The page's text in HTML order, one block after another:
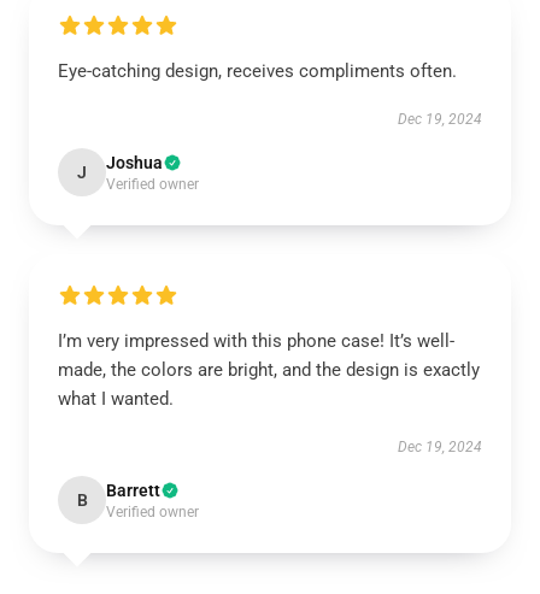
Eye-catching design, receives compliments often.
Dec 19, 2024
J Joshua
Verified owner
I’m very impressed with this phone case! It’s well-
made, the colors are bright, and the design is exactly
what I wanted.
Dec 19, 2024
B Barrett
Verified owner